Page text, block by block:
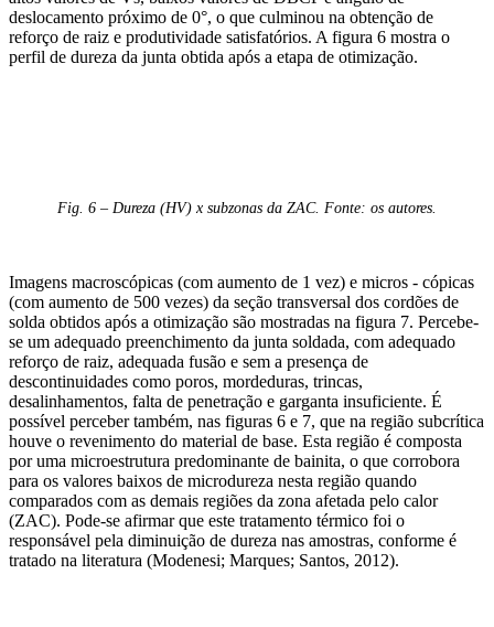
deslocamento próximo de 0°, o que culminou na obtenção de
reforço de raiz e produtividade satisfatórios. A figura 6 mostra o
perfil de dureza da junta obtida após a etapa de otimização.
Fig. 6 – Dureza (HV) x subzonas da ZAC. Fonte: os autores.
Imagens macroscópicas (com aumento de 1 vez) e micros - cópicas
(com aumento de 500 vezes) da seção transversal dos cordões de
solda obtidos após a otimização são mostradas na figura 7. Percebe-
se um adequado preenchimento da junta soldada, com adequado
reforço de raiz, adequada fusão e sem a presença de
descontinuidades como poros, mordeduras, trincas,
desalinhamentos, falta de penetração e garganta insuficiente. É
possível perceber também, nas figuras 6 e 7, que na região subcrítica
houve o revenimento do material de base. Esta região é composta
por uma microestrutura predominante de bainita, o que corrobora
para os valores baixos de microdureza nesta região quando
comparados com as demais regiões da zona afetada pelo calor
(ZAC). Pode-se afirmar que este tratamento térmico foi o
responsável pela diminuição de dureza nas amostras, conforme é
tratado na literatura (Modenesi; Marques; Santos, 2012).